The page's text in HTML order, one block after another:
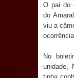
O pai do
do
viu a
No
unidade,